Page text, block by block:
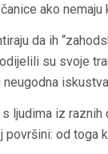
ako nemaju
da ih
su svoje
neugodna
s ljudima iz
od toga